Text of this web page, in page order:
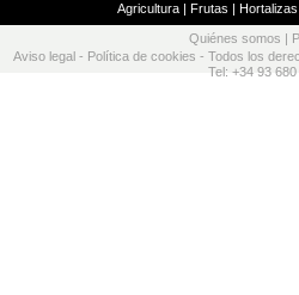
Agricultura| Frutas | Hortalizas
Quiénes somos
Aviso legal - Política de cookies - Todos los
Tel: +34 93